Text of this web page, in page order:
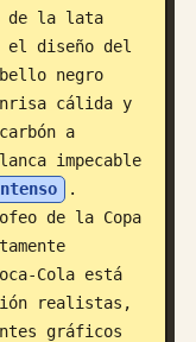
de la lata
el diseño del
negro
cálida y
a
impecable
.
de la Copa
Cola está
realistas,
gráficos